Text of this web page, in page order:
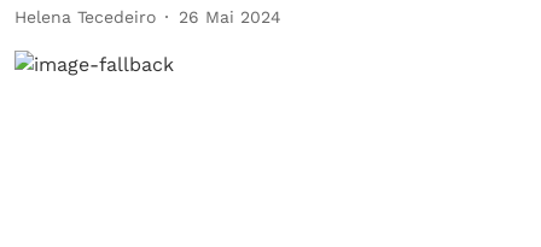
Helena Tecedeiro 26 Mai 2024